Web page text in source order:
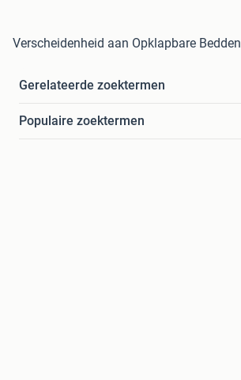
Verscheidenheid aan Opklapbare Bedden
Gerelateerde zoektermen
Populaire zoektermen